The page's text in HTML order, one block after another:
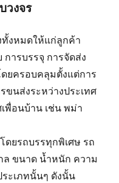
วงจร
ทั้งหมดให้แก่ลูกค้า
การบรรจุ การจัดส่ง
ยครอบคลุมตั้งแต่การ
ขนส่งระหว่างประเทศ
พื่อนบ้าน เช่น พม่า
ดยรถบรรทุกพิเศษ รถ
ล ขนาด น้ำหนัก ความ
ะเภทนั้นๆ ดังนั้น